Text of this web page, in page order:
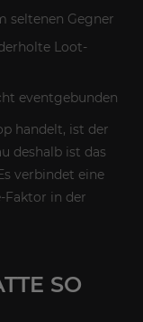
seltenen Gegner
Loot-
eventgebunden
handelt, ist der
deshalb ist das
verbindet eine
Faktor in der
SO